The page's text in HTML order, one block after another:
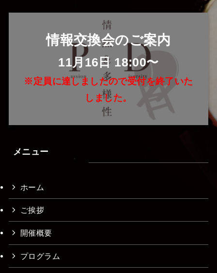
情報交換会のご案内
11月16日 18:00〜
※定員に達しましたので受付を終了いた
しました。
メニュー
ホーム
ご挨拶
開催概要
プログラム